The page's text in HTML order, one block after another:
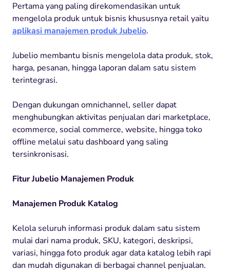
Pertama yang paling direkomendasikan untuk
mengelola produk untuk bisnis khususnya retail yaitu
aplikasi manajemen produk Jubelio.
Jubelio membantu bisnis mengelola data produk, stok,
harga, pesanan, hingga laporan dalam satu sistem
terintegrasi.
Dengan dukungan omnichannel, seller dapat
menghubungkan aktivitas penjualan dari marketplace,
ecommerce, social commerce, website, hingga toko
offline melalui satu dashboard yang saling
tersinkronisasi.
Fitur Jubelio Manajemen Produk
Manajemen Produk Katalog
Kelola seluruh informasi produk dalam satu sistem
mulai dari nama produk, SKU, kategori, deskripsi,
variasi, hingga foto produk agar data katalog lebih rapi
dan mudah digunakan di berbagai channel penjualan.